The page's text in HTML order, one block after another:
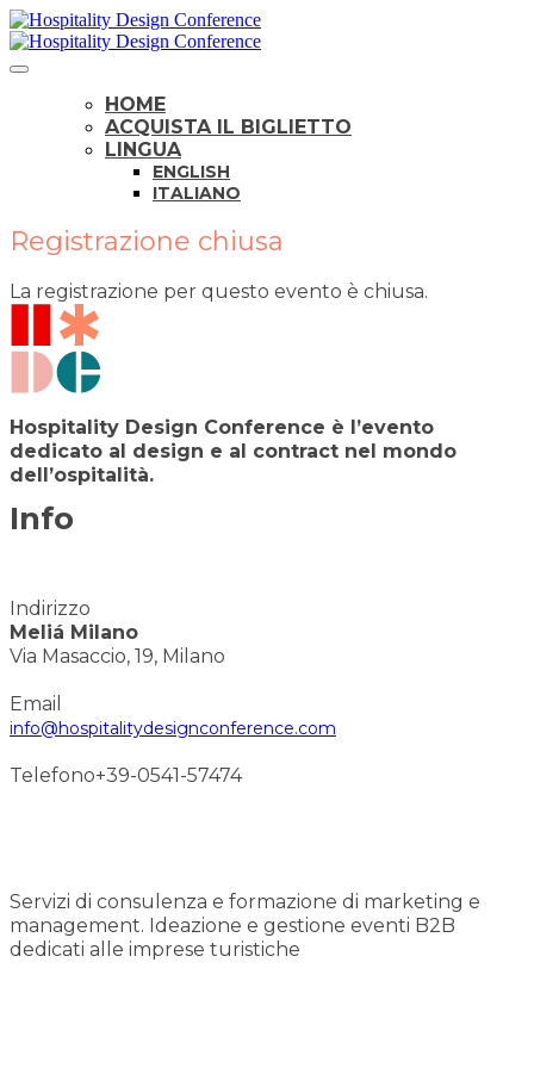
HOME
ACQUISTA IL BIGLIETTO
LINGUA
ENGLISH
ITALIANO
Registrazione chiusa
La registrazione per questo evento è chiusa.
Hospitality Design Conference è l’evento
dedicato al design e al contract nel mondo
dell’ospitalità.
Info
Indirizzo
Meliá Milano
Via Masaccio, 19, Milano
Email
info@hospitalitydesignconference.com
Telefono+39-0541-57474
Servizi di consulenza e formazione di marketing e
management. Ideazione e gestione eventi B2B
dedicati alle imprese turistiche